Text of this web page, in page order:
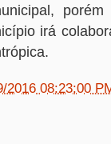
irá
2016 08:23:00